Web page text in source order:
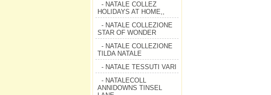
- NATALE COLLEZ
HOLIDAYS AT HOME,,
- NATALE COLLEZIONE
STAR OF WONDER
- NATALE COLLEZIONE
TILDA NATALE
- NATALE TESSUTI VARI
- NATALECOLL
ANNIDOWNS TINSEL